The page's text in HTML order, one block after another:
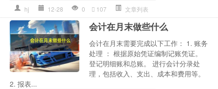
hj 12-28 0 107 文章列表
会计在月末做些什么
会计在月末需要完成以下工作： 1. 账务
处理 ： 根据原始凭证编制记账凭证。
登记明细账和总账。 进行会计分录处
理，包括收入、支出、成本和费用等。
2. 报表...